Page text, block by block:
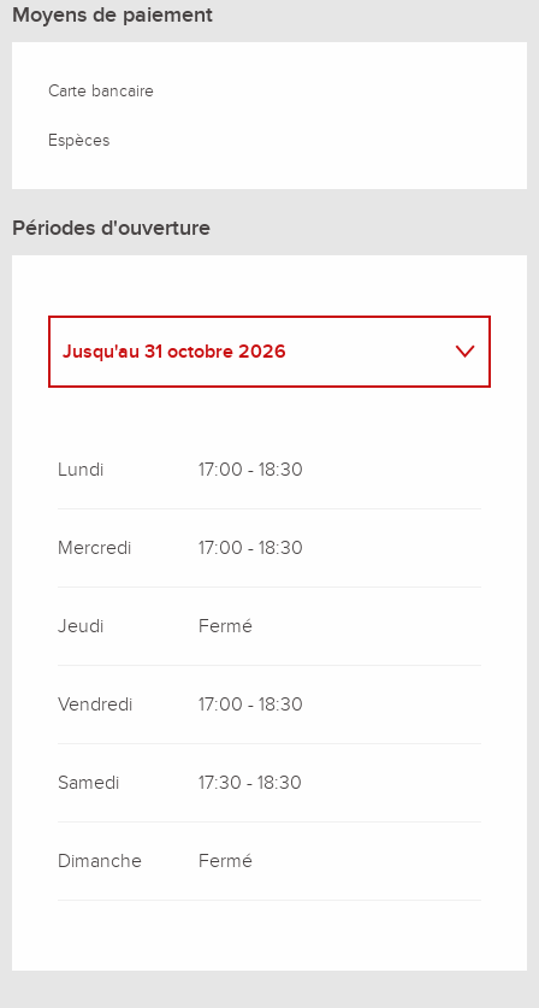
Moyens de paiement
Carte bancaire
Espèces
Périodes d'ouverture
Jusqu'au 31 octobre 2026
Lundi
17:00 - 18:30
Mercredi 17:00 - 18:30
Jeudi Fermé
Vendredi 17:00 - 18:30
Samedi 17:30 - 18:30
Dimanche Fermé